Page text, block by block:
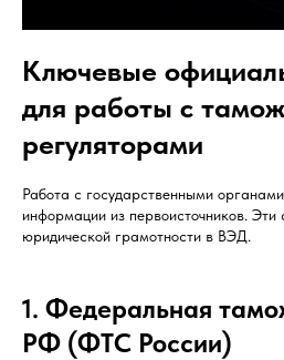
Ключевые
для работы с
регуляторами
Работа с государственными
информации из первоисточников.
юридической грамотности в ВЭД.
1. Федеральная
РФ (ФТС России)